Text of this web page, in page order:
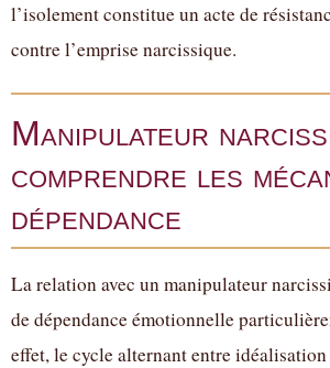
l’isolement constitue un acte de
contre l’emprise narcissique.
Manipulateur
comprendre les
dépendance
La relation avec un manipulateur
de dépendance émotionnelle
effet, le cycle alternant entre